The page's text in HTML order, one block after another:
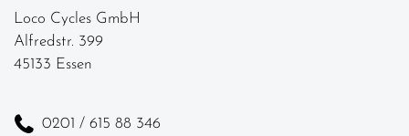
Loco Cycles GmbH
Alfredstr. 399
45133 Essen
0201 / 615 88 346